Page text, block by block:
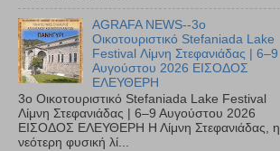
AGRAFA NEWS--3ο
Οικοτουριστικό Stefaniada Lake
Festival Λίμνη Στεφανιάδας | 6–9
Αυγούστου 2026 ΕΙΣΟΔΟΣ
ΕΛΕΥΘΕΡΗ
3ο Οικοτουριστικό Stefaniada Lake Festival
Λίμνη Στεφανιάδας | 6–9 Αυγούστου 2026
ΕΙΣΟΔΟΣ ΕΛΕΥΘΕΡΗ Η Λίμνη Στεφανιάδας, η
νεότερη φυσική λί...